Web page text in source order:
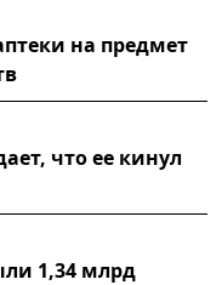
на предмет
что ее кинул
1,34 млрд